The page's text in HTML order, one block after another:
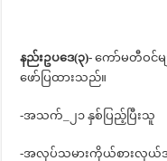
နည်းဥပဒေ(၃)- ကော်မတီဝင်မ
ဖော်ပြထားသည်။
-အသက်_၂၁ နှစ်ပြည့်ပြီးသူ
-အလုပ်သမားကိုယ်စားလှယ်